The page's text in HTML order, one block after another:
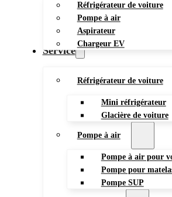
Réfrigérateur de voiture
Pompe à air
Aspirateur
Chargeur EV
Service
Réfrigérateur de voiture
Mini réfrigérateur
Glacière de voiture
Pompe à air
Pompe à air pour
Pompe pour
Pompe SUP